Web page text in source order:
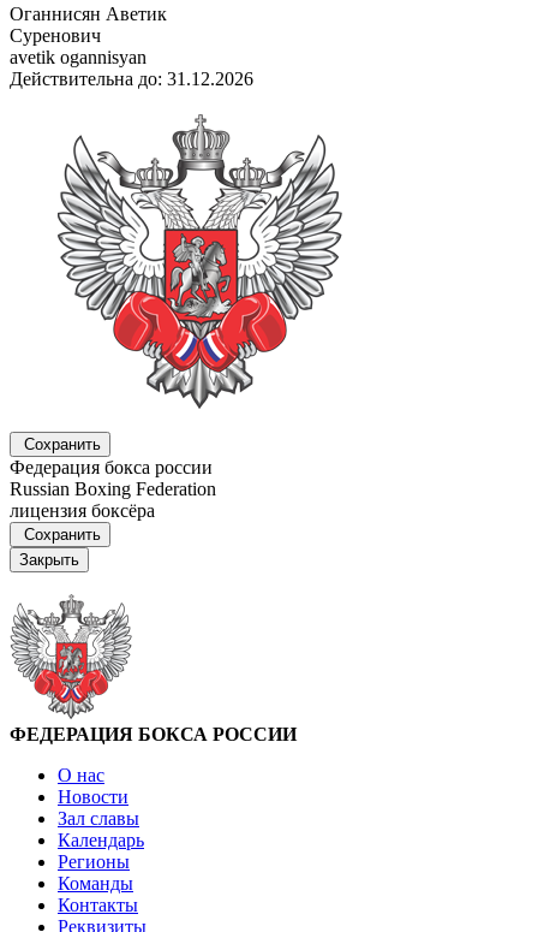
Оганнисян Аветик
Суренович
avetik ogannisyan
Действительна до: 31.12.2026
Сохранить
Федерация бокса россии
Russian Boxing Federation
лицензия боксёра
Сохранить
Закрыть
ФЕДЕРАЦИЯ БОКСА РОССИИ
О нас
Новости
Зал славы
Календарь
Регионы
Команды
Контакты
Реквизиты